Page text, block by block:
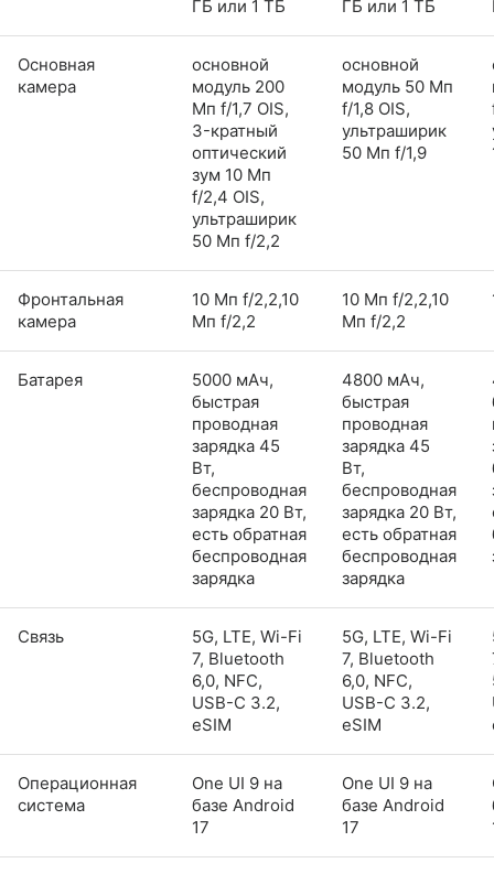
ГБ или 1 ТБ ГБ или 1 ТБ
Основная
камера
основной
модуль 200
Мп f/1,7 OIS,
3-кратный
оптический
зум 10 Мп
f/2,4 OIS,
ультраширик
50 Мп f/2,2
основной
модуль 50 Мп
f/1,8 OIS,
ультраширик
50 Мп f/1,9
Фронтальная
камера
10 Мп f/2,2,10
Мп f/2,2
10 Мп f/2,2,10
Мп f/2,2
Батарея
5000 мАч,
быстрая
проводная
зарядка 45
Вт,
беспроводная
зарядка 20 Вт,
есть обратная
беспроводная
зарядка
4800 мАч,
быстрая
проводная
зарядка 45
Вт,
беспроводная
зарядка 20 Вт,
есть обратная
беспроводная
зарядка
Связь
5G, LTE, Wi-Fi
7, Bluetooth
6,0, NFC,
USB-C 3.2,
eSIM
5G, LTE, Wi-Fi
7, Bluetooth
6,0, NFC,
USB-C 3.2,
eSIM
Операционная
система
One UI 9 на
базе Android
17
One UI 9 на
базе Android
17